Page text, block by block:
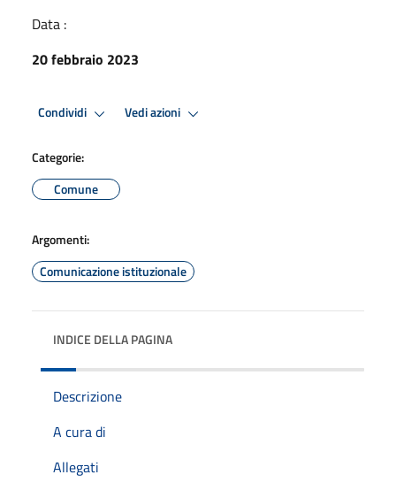
Data :
20 febbraio 2023
Condividi Vedi azioni
Categorie:
Comune
Argomenti:
Comunicazione istituzionale
INDICE DELLA PAGINA
Descrizione
A cura di
Allegati